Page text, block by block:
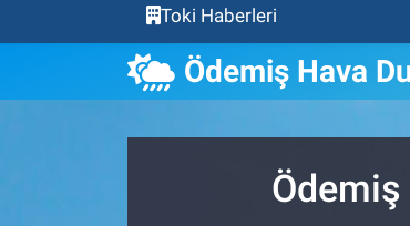
Toki Haberleri
Ödemiş Hava
Ödemiş